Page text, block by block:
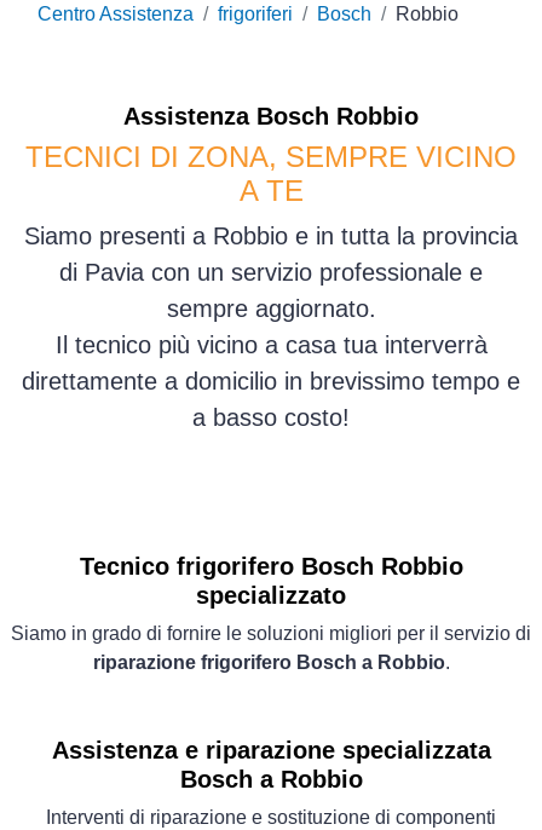
Centro Assistenza frigoriferi Bosch Robbio
Assistenza Bosch Robbio
TECNICI DI ZONA, SEMPRE VICINO
A TE
Siamo presenti a Robbio e in tutta la provincia
di Pavia con un servizio professionale e
sempre aggiornato.
Il tecnico più vicino a casa tua interverrà
direttamente a domicilio in brevissimo tempo e
a basso costo!
Tecnico frigorifero Bosch Robbio
specializzato
Siamo in grado di fornire le soluzioni migliori per il servizio di
riparazione frigorifero Bosch a Robbio.
Assistenza e riparazione specializzata
Bosch a Robbio
Interventi di riparazione e sostituzione di componenti